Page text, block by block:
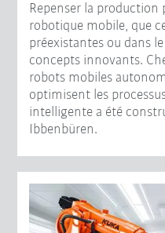
Repenser la production
robotique mobile, que
préexistantes ou dans
concepts innovants.
robots mobiles
optimisent les
intelligente a été
Ibbenbüren.